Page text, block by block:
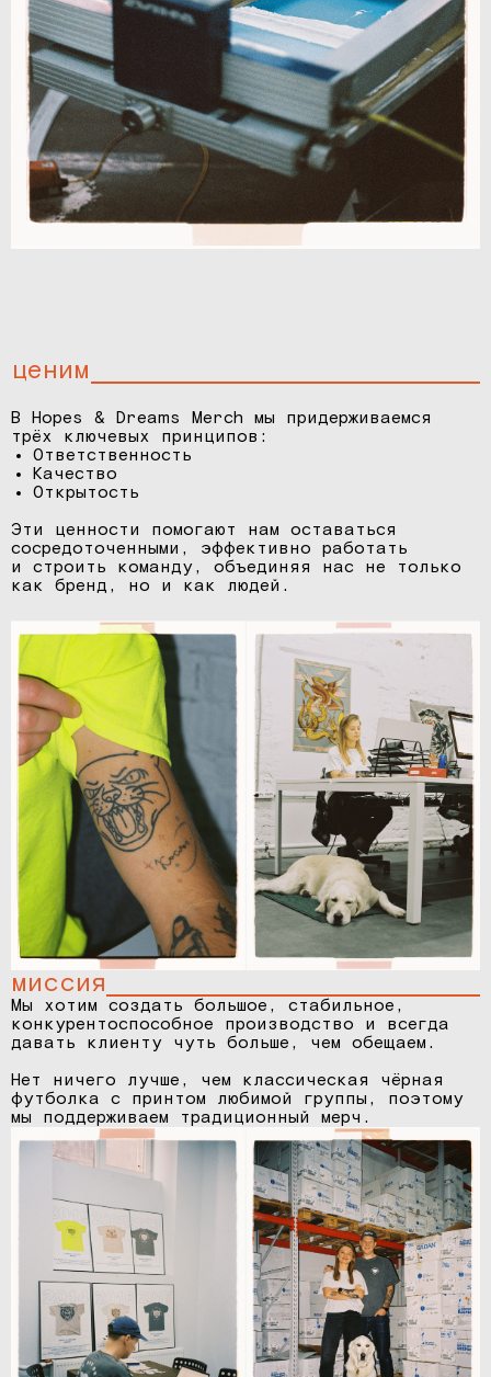
ценим
В Hopes & Dreams Merch мы придерживаемся
трёх ключевых принципов:
Ответственность
Качество
Открытость
Эти ценности помогают нам оставаться
сосредоточенными, эффективно работать
и строить команду, объединяя нас не только
как бренд, но и как людей.
миссия
Мы хотим создать большое, стабильное,
конкурентоспособное производство и всегда
давать клиенту чуть больше, чем обещаем.
Нет ничего лучше, чем классическая чёрная
футболка с принтом любимой группы, поэтому
мы поддерживаем традиционный мерч.